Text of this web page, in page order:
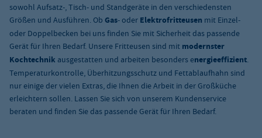
sowohl Aufsatz-, Tisch- und Standgeräte in den verschiedensten
Größen und Ausführen. Ob Gas- oder Elektrofritteusen mit Einzel-
oder Doppelbecken bei uns finden Sie mit Sicherheit das passende
Gerät für Ihren Bedarf. Unsere Fritteusen sind mit modernster
Kochtechnik ausgestatten und arbeiten besonders energieeffizient.
Temperaturkontrolle, Überhitzungsschutz und Fettablaufhahn sind
nur einige der vielen Extras, die Ihnen die Arbeit in der Großküche
erleichtern sollen. Lassen Sie sich von unserem Kundenservice
beraten und finden Sie das passende Gerät für Ihren Bedarf.